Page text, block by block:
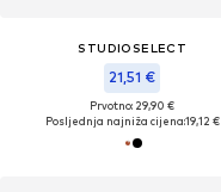
STUDIOSELECT
21,51 €
Prvotno: 29,90 €
Posljednja najniža cijena:19,12 €